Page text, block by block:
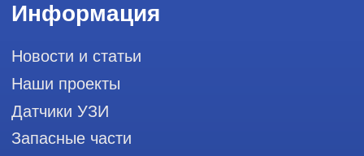
Профессиональный сервис ремонта
диагностики, запасных частей и
Разработка сайта